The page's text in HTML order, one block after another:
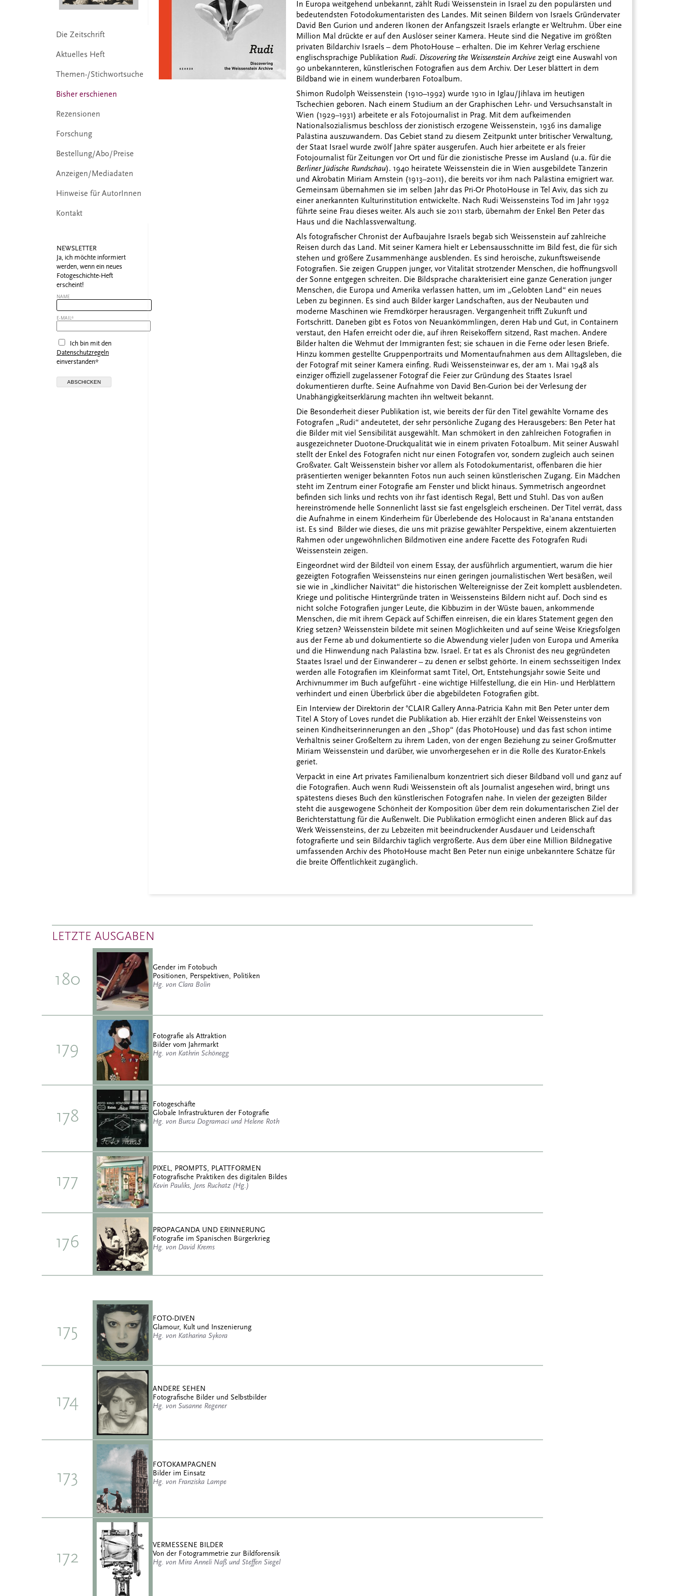
Die Zeitschrift
Aktuelles Heft
Themen-/Stichwortsuche
Bisher erschienen
Rezensionen
Forschung
Bestellung/Abo/Preise
Anzeigen/Mediadaten
Hinweise für AutorInnen
Kontakt
NEWSLETTER
Ja, ich möchte informiert
werden, wenn ein neues
Fotogeschichte-Heft
erscheint!
NAME
E-MAIL*
Ich bin mit den
Datenschutzregeln
einverstanden*
In Europa weitgehend unbekannt, zählt Rudi Weissenstein in Israel zu den populärsten und
bedeutendsten Fotodokumentaristen des Landes. Mit seinen Bildern von Israels Gründervater
David Ben Gurion und anderen Ikonen der Anfangszeit Israels erlangte er Weltruhm. Über eine
Million Mal drückte er auf den Auslöser seiner Kamera. Heute sind die Negative im größten
privaten Bildarchiv Israels – dem PhotoHouse – erhalten. Die im Kehrer Verlag erschiene
englischsprachige Publikation Rudi. Discovering the Weissenstein Archive zeigt eine Auswahl von
90 unbekannteren, künstlerischen Fotografien aus dem Archiv. Der Leser blättert in dem
Bildband wie in einem wunderbaren Fotoalbum.
Shimon Rudolph Weissenstein (1910–1992) wurde 1910 in Iglau/Jihlava im heutigen
Tschechien geboren. Nach einem Studium an der Graphischen Lehr- und Versuchsanstalt in
Wien (1929–1931) arbeitete er als Fotojournalist in Prag. Mit dem aufkeimenden
Nationalsozialismus beschloss der zionistisch erzogene Weissenstein, 1936 ins damalige
Palästina auszuwandern. Das Gebiet stand zu diesem Zeitpunkt unter britischer Verwaltung,
der Staat Israel wurde zwölf Jahre später ausgerufen. Auch hier arbeitete er als freier
Fotojournalist für Zeitungen vor Ort und für die zionistische Presse im Ausland (u.a. für die
Berliner Jüdische Rundschau). 1940 heiratete Weissenstein die in Wien ausgebildete Tänzerin
und Akrobatin Miriam Arnstein (1913–2011), die bereits vor ihm nach Palästina emigriert war.
Gemeinsam übernahmen sie im selben Jahr das Pri-Or PhotoHouse in Tel Aviv, das sich zu
einer anerkannten Kulturinstitution entwickelte. Nach Rudi Weissensteins Tod im Jahr 1992
führte seine Frau dieses weiter. Als auch sie 2011 starb, übernahm der Enkel Ben Peter das
Haus und die Nachlassverwaltung.
Als fotografischer Chronist der Aufbaujahre Israels begab sich Weissenstein auf zahlreiche
Reisen durch das Land. Mit seiner Kamera hielt er Lebensausschnitte im Bild fest, die für sich
stehen und größere Zusammenhänge ausblenden. Es sind heroische, zukunftsweisende
Fotografien. Sie zeigen Gruppen junger, vor Vitalität strotzender Menschen, die hoffnungsvoll
der Sonne entgegen schreiten. Die Bildsprache charakterisiert eine ganze Generation junger
Menschen, die Europa und Amerika verlassen hatten, um im „Gelobten Land“ ein neues
Leben zu beginnen. Es sind auch Bilder karger Landschaften, aus der Neubauten und
moderne Maschinen wie Fremdkörper herausragen. Vergangenheit trifft Zukunft und
Fortschritt. Daneben gibt es Fotos von Neuankömmlingen, deren Hab und Gut, in Containern
verstaut, den Hafen erreicht oder die, auf ihren Reisekoffern sitzend, Rast machen. Andere
Bilder halten die Wehmut der Immigranten fest; sie schauen in die Ferne oder lesen Briefe.
Hinzu kommen gestellte Gruppenportraits und Momentaufnahmen aus dem Alltagsleben, die
der Fotograf mit seiner Kamera einfing. Rudi Weissensteinwar es, der am 1. Mai 1948 als
einziger offiziell zugelassener Fotograf die Feier zur Gründung des Staates Israel
dokumentieren durfte. Seine Aufnahme von David Ben-Gurion bei der Verlesung der
Unabhängigkeitserklärung machten ihn weltweit bekannt.
Die Besonderheit dieser Publikation ist, wie bereits der für den Titel gewählte Vorname des
Fotografen „Rudi“ andeutetet, der sehr persönliche Zugang des Herausgebers: Ben Peter hat
die Bilder mit viel Sensibilität ausgewählt. Man schmökert in den zahlreichen Fotografien in
ausgezeichneter Duotone-Druckqualität wie in einem privaten Fotoalbum. Mit seiner Auswahl
stellt der Enkel des Fotografen nicht nur einen Fotografen vor, sondern zugleich auch seinen
Großvater. Galt Weissenstein bisher vor allem als Fotodokumentarist, offenbaren die hier
präsentierten weniger bekannten Fotos nun auch seinen künstlerischen Zugang. Ein Mädchen
steht im Zentrum einer Fotografie am Fenster und blickt hinaus. Symmetrisch angeordnet
befinden sich links und rechts von ihr fast identisch Regal, Bett und Stuhl. Das von außen
hereinströmende helle Sonnenlicht lässt sie fast engelsgleich erscheinen. Der Titel verrät, dass
die Aufnahme in einem Kinderheim für Überlebende des Holocaust in Ra'anana entstanden
ist. Es sind Bilder wie dieses, die uns mit präzise gewählter Perspektive, einem akzentuierten
Rahmen oder ungewöhnlichen Bildmotiven eine andere Facette des Fotografen Rudi
Weissenstein zeigen.
Eingeordnet wird der Bildteil von einem Essay, der ausführlich argumentiert, warum die hier
gezeigten Fotografien Weissensteins nur einen geringen journalistischen Wert besäßen, weil
sie wie in „kindlicher Naivität“ die historischen Weltereignisse der Zeit komplett ausblendeten.
Kriege und politische Hintergründe träten in Weissensteins Bildern nicht auf. Doch sind es
nicht solche Fotografien junger Leute, die Kibbuzim in der Wüste bauen, ankommende
Menschen, die mit ihrem Gepäck auf Schiffen einreisen, die ein klares Statement gegen den
Krieg setzen? Weissenstein bildete mit seinen Möglichkeiten und auf seine Weise Kriegsfolgen
aus der Ferne ab und dokumentierte so die Abwendung vieler Juden von Europa und Amerika
und die Hinwendung nach Palästina bzw. Israel. Er tat es als Chronist des neu gegründeten
Staates Israel und der Einwanderer – zu denen er selbst gehörte. In einem sechsseitigen Index
werden alle Fotografien im Kleinformat samt Titel, Ort, Entstehungsjahr sowie Seite und
Archivnummer im Buch aufgeführt - eine wichtige Hilfestellung, die ein Hin- und Herblättern
verhindert und einen Überbrlick über die abgebildeten Fotografien gibt.
Ein Interview der Direktorin der °CLAIR Gallery Anna-Patricia Kahn mit Ben Peter unter dem
Titel A Story of Loves rundet die Publikation ab. Hier erzählt der Enkel Weissensteins von
seinen Kindheitserinnerungen an den „Shop“ (das PhotoHouse) und das fast schon intime
Verhältnis seiner Großeltern zu ihrem Laden, von der engen Beziehung zu seiner Großmutter
Miriam Weissenstein und darüber, wie unvorhergesehen er in die Rolle des Kurator-Enkels
geriet.
Verpackt in eine Art privates Familienalbum konzentriert sich dieser Bildband voll und ganz auf
die Fotografien. Auch wenn Rudi Weissenstein oft als Journalist angesehen wird, bringt uns
spätestens dieses Buch den künstlerischen Fotografen nahe. In vielen der gezeigten Bilder
steht die ausgewogene Schönheit der Komposition über dem rein dokumentarischen Ziel der
Berichterstattung für die Außenwelt. Die Publikation ermöglicht einen anderen Blick auf das
Werk Weissensteins, der zu Lebzeiten mit beeindruckender Ausdauer und Leidenschaft
fotografierte und sein Bildarchiv täglich vergrößerte. Aus dem über eine Million Bildnegative
umfassenden Archiv des PhotoHouse macht Ben Peter nun einige unbekanntere Schätze für
die breite Öffentlichkeit zugänglich.
LETZTE AUSGABEN
180
Gender im Fotobuch
Positionen, Perspektiven, Politiken
Hg. von Clara Bolin
179
Fotografie als Attraktion
Bilder vom Jahrmarkt
Hg. von Kathrin Schönegg
178
Fotogeschäfte
Globale Infrastrukturen der Fotografie
Hg. von Burcu Dogramaci und Helene Roth
177
PIXEL, PROMPTS, PLATTFORMEN
Fotografische Praktiken des digitalen Bildes
Kevin Pauliks, Jens Ruchatz (Hg.)
176
PROPAGANDA UND ERINNERUNG
Fotografie im Spanischen Bürgerkrieg
Hg. von David Krems
175
FOTO-DIVEN
Glamour, Kult und Inszenierung
Hg. von Katharina Sykora
174
ANDERE SEHEN
Fotografische Bilder und Selbstbilder
Hg. von Susanne Regener
173
FOTOKAMPAGNEN
Bilder im Einsatz
Hg. von Franziska Lampe
172
VERMESSENE BILDER
Von der Fotogrammetrie zur Bildforensik
Hg. von Mira Anneli Naß und Steffen Siegel